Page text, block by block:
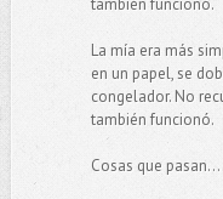
La mía era más
en un papel, se
congelador. No
también funcionó.
Cosas que pasan....